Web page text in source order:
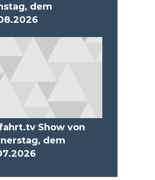
dem
Show von
dem